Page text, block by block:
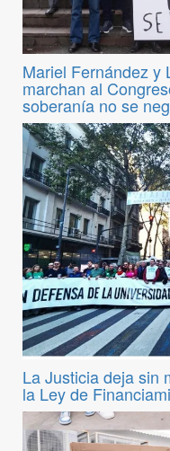
Mariel Fernández y
marchan al
soberanía no se
La Justicia deja sin
la Ley de